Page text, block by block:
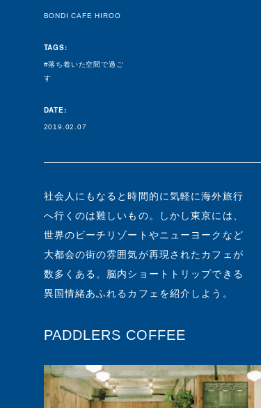
BONDI CAFE HIROO
TAGS:
落ち着いた空間で過ご
す
DATE:
2019.02.07
社会人にもなると時間的に気軽に海外旅行
へ行くのは難しいもの。しかし東京には、
世界のビーチリゾートやニューヨークなど
大都会の街の雰囲気が再現されたカフェが
数多くある。脳内ショートトリップできる
異国情緒あふれるカフェを紹介しよう。
PADDLERS COFFEE